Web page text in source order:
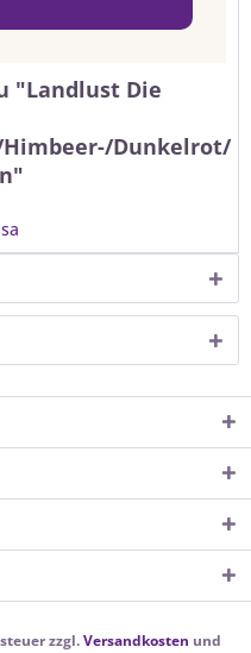
"Landlust Die
Dunkelrot/
zzgl.Versandkosten und